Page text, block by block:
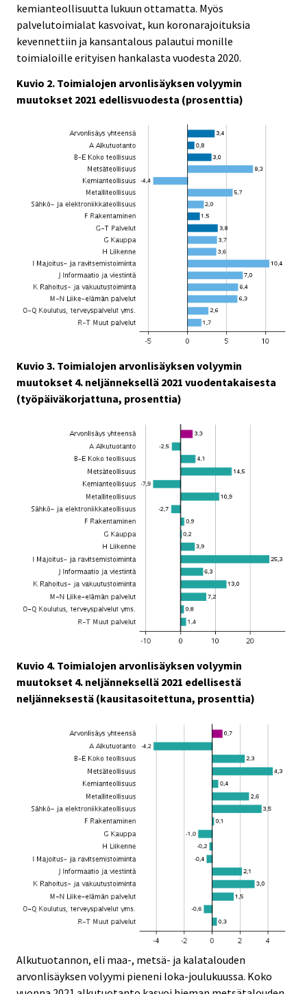
kemianteollisuutta lukuun ottamatta. Myös
palvelutoimialat kasvoivat, kun koronarajoituksia
kevennettiin ja kansantalous palautui monille
toimialoille erityisen hankalasta vuodesta 2020.
Kuvio 2. Toimialojen arvonlisäyksen volyymin
muutokset 2021 edellisvuodesta (prosenttia)
Kuvio 3. Toimialojen arvonlisäyksen volyymin
muutokset 4. neljänneksellä 2021 vuodentakaisesta
(työpäiväkorjattuna, prosenttia)
Kuvio 4. Toimialojen arvonlisäyksen volyymin
muutokset 4. neljänneksellä 2021 edellisestä
neljänneksestä (kausitasoitettuna, prosenttia)
Alkutuotannon, eli maa-, metsä- ja kalatalouden
arvonlisäyksen volyymi pieneni loka-joulukuussa. Koko